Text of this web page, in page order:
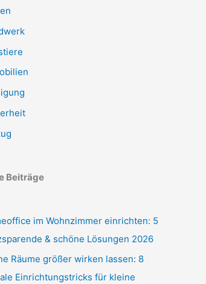
Beiträge
im Wohnzimmer einrichten: 5
& schöne Lösungen 2026
Räume größer wirken lassen: 8
Einrichtungstricks für kleine